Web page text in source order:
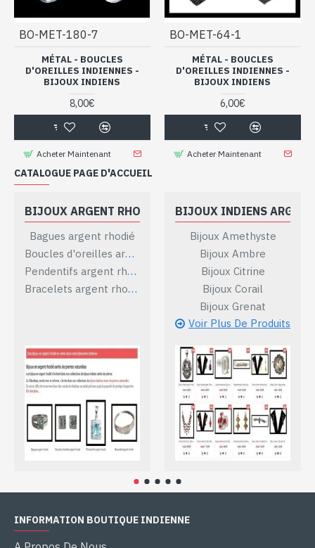
BO-MET-180-7
MÉTAL - BOUCLES
D'OREILLES INDIENNES -
BIJOUX INDIENS
8,00€
Acheter Maintenant
BO-MET-64-1
MÉTAL - BOUCLES
D'OREILLES INDIENNES -
BIJOUX INDIENS
6,00€
Acheter Maintenant
CATALOGUE PAGE D'ACCUEIL
BIJOUX ARGENT RHODIÉ
Bagues argent rhodié
Boucles d'oreilles argent rhodié
Pendentifs argent rhodié
Bracelets argent rhodié
BIJOUX INDIENS ARGENT
Bijoux Amethyste
Bijoux Ambre
Bijoux Citrine
Bijoux Corail
Bijoux Grenat
Voir Plus De Produits
INFORMATION BOUTIQUE INDIENNE